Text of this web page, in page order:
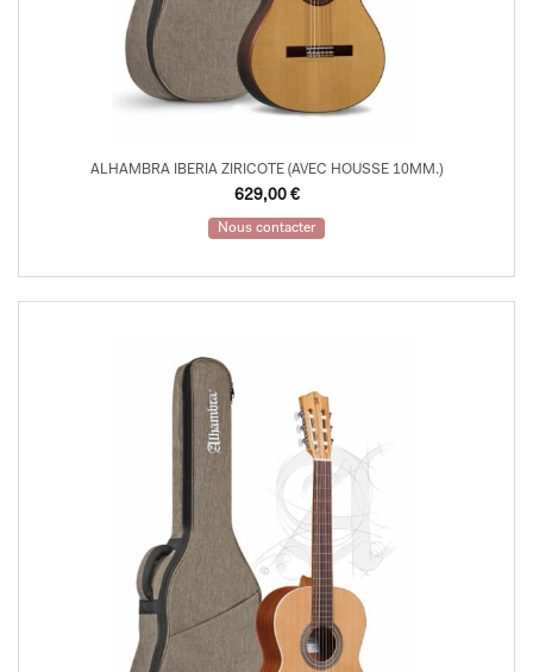
ALHAMBRA IBERIA ZIRICOTE (AVEC HOUSSE 10MM.)
629,00 €
Nous contacter